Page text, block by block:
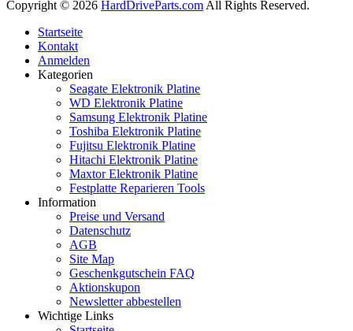
Copyright © 2026 HardDriveParts.com All Rights Reserved.
Startseite
Kontakt
Anmelden
Kategorien
Seagate Elektronik Platine
WD Elektronik Platine
Samsung Elektronik Platine
Toshiba Elektronik Platine
Fujitsu Elektronik Platine
Hitachi Elektronik Platine
Maxtor Elektronik Platine
Festplatte Reparieren Tools
Information
Preise und Versand
Datenschutz
AGB
Site Map
Geschenkgutschein FAQ
Aktionskupon
Newsletter abbestellen
Wichtige Links